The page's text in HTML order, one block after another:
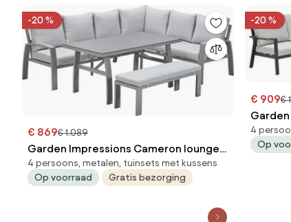
-20 %
€ 869€ 1.089
Garden Impressions Cameron lounge
dining set 4-delig rechts - valley sand
4 persoons, metalen, tuinsets met kussens
Op voorraad
Gratis bezorging
-20 %
€ 909€
dining
4
Op